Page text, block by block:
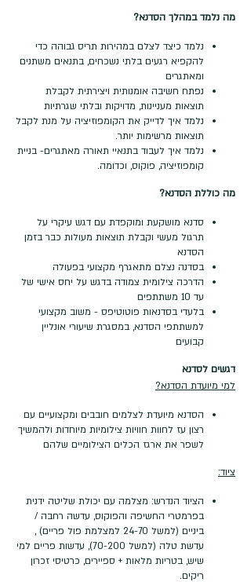
מה נלמד במהלך הסדנא?
נלמד כיצד לצלם במהירות תריס גבוהה כדי
להקפיא רגעים בלתי נשכחים, בתנאים משתנים
ומאתגרים
נפתח חשיבה אומנותית ויצירתית לקבלת
תוצאות מעניינות, מדויקות ובלתי שגרתיות
נלמד איך לדייק את הקומפוזיציה על מנת לקבל
תוצאות מרשימות יותר.
נלמד איך לעבוד בתנאיי תאורה מאתגרים- בניית
קומפוזיציה, פוקוס, וכדומה.
מה כוללת הסדנא?
סדנא מושקעת ומוקפדת עם דגש עיקרי על
תרגול מעשי וקבלת תוצאות מעולות כבר בזמן
הסדנא
בסדנה נצלם מתאגרף מקצועי בפעולה
הדרכה צילומית צמודה בדגש על יחס אישי של
עד 10 משתתפים
בלעדי בסדנאות פוטוטיפס - משוב מקצועי
למשתתפי הסדנא, במסגרת שיעורי אונליין
קבועים
דגשים לסדנא
למי מיועדת הסדנא?
הסדנא מיועדת לצלמים חובבים ומקצועיים עם
רצון עז לחוות חוויות צילומיות מיוחדות ולהמשיך
לשפר את ארגז הכלים הצילומיים שלהם
ציוד:
הציוד הנדרש: מצלמה עם יכולת שליטה ידנית
בפרמטרי החשיפה והפוקוס, עדשה רחבה /
ביניים (למשל 24-70 למצלמת פול פריים) ,
עדשת טלה (למשל 70-200), עדשות פריים למי
שיש, בטריות מלאות + ספיירים, כרטיסי זכרון
ריקים.